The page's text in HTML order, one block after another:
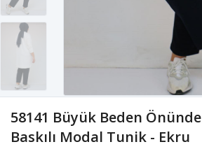
58141 Büyük Beden
Baskılı Modal Tunik - Ekru